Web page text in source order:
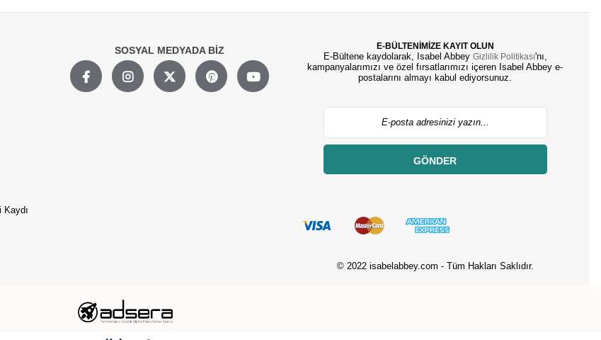
Kaydı
SOSYAL MEDYADA BİZ E-BÜLTENİMİZE KAYIT OLUN
E-Bültene kaydolarak, Isabel Abbey Gizlilik Politikası'nı,
kampanyalarımızı ve özel fırsatlarımızı içeren Isabel Abbey e-
postalarını almayı kabul ediyorsunuz.
GÖNDER
© 2022 isabelabbey.com - Tüm Hakları Saklıdır.